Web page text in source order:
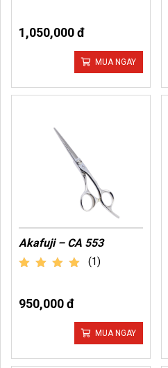
1,050,000 đ
MUA NGAY
Akafuji – CA 553
(1)
950,000 đ
MUA NGAY